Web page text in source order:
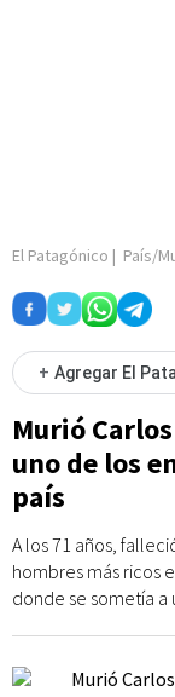
El Patagónico | País/
+ Agregar El
Murió
uno de los
país
A los 71 años,
hombres más ricos
donde se sometía